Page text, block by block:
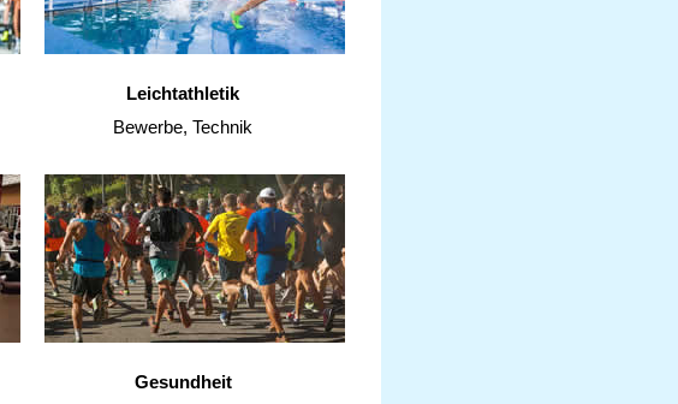
Leichtathletik
Bewerbe, Technik
Gesundheit